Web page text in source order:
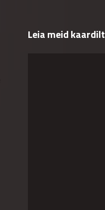
Leia meid kaardilt